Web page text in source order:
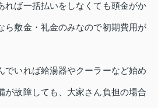
れば一括払いをしなくても頭金がか
ら敷金・礼金のみなので初期費用が
でいれば給湯器やクーラーなど始め
が故障しても、大家さん負担の場合